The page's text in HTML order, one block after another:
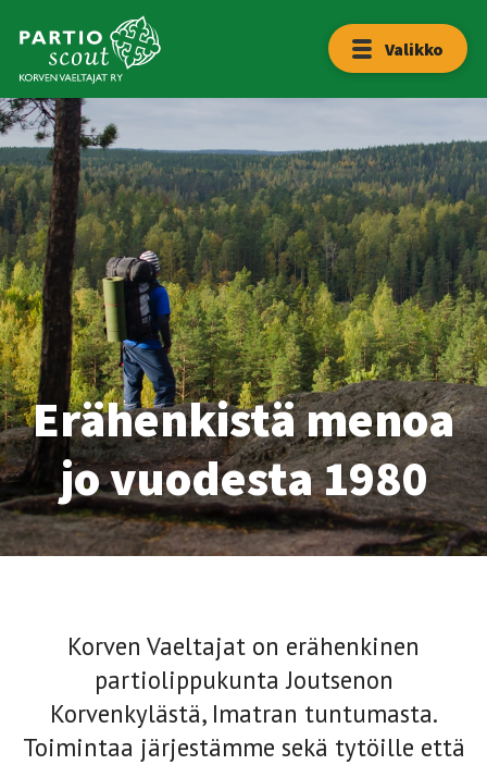
sisältöön
Valikko
Etusivu
Lippukunta
Yhteystiedot
Liity
mukaan!
Erähenkistä menoa
jo vuodesta 1980
Korven Vaeltajat on erähenkinen
partiolippukunta Joutsenon
Korvenkylästä, Imatran tuntumasta.
Toimintaa järjestämme sekä tytöille että